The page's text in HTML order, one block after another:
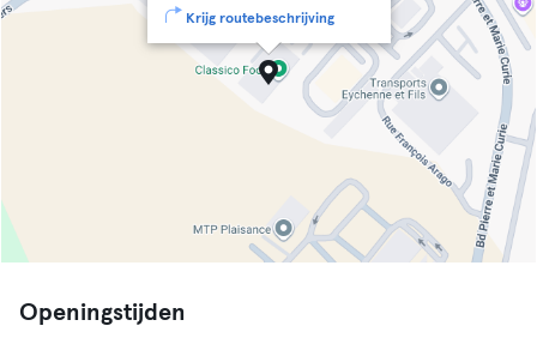
Krijg routebeschrijving
Openingstijden